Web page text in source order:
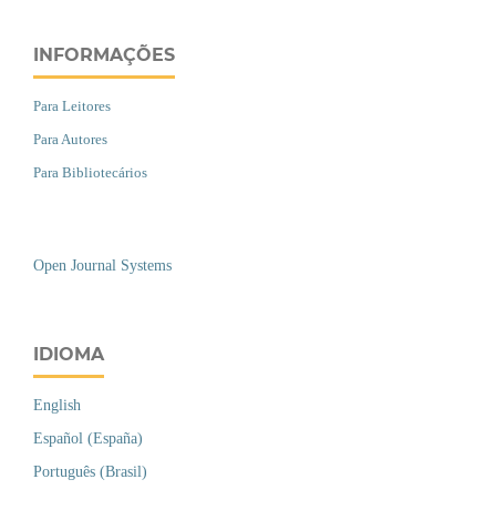
INFORMAÇÕES
Para Leitores
Para Autores
Para Bibliotecários
Open Journal Systems
IDIOMA
English
Español (España)
Português (Brasil)